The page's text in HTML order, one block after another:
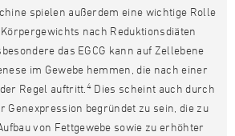
spielen außerdem eine wichtige Rolle
nach Reduktionsdiäten
das EGCG kann auf Zellebene
im Gewebe hemmen, die nach einer
Regel auftritt. 4 Dies scheint auch durch
Genexpression begründet zu sein, die zu
von Fettgewebe sowie zu erhöhter